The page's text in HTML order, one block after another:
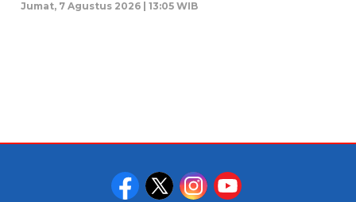
Jumat, 7 Agustus 2026 | 13:05 WIB